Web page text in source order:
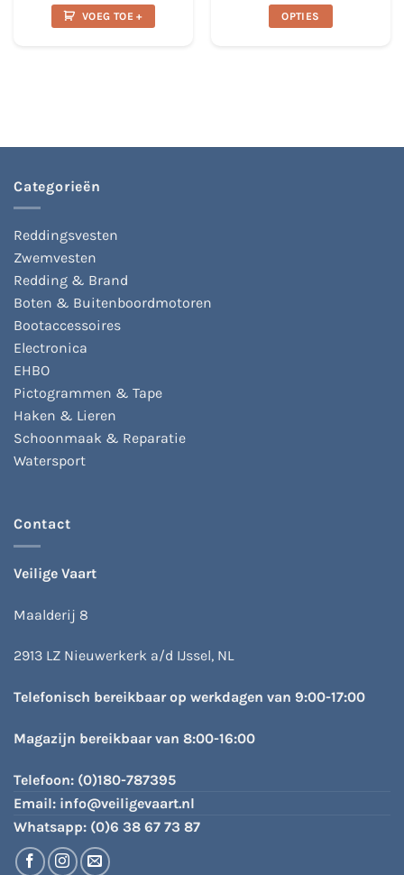
VOEG TOE + OPTIES
optie
Categorieën
Reddingsvesten
Zwemvesten
Redding & Brand
Boten & Buitenboordmotoren
Bootaccessoires
Electronica
EHBO
Pictogrammen & Tape
Haken & Lieren
Schoonmaak & Reparatie
Watersport
Contact
Veilige Vaart
Maalderij 8
2913 LZ Nieuwerkerk a/d IJssel, NL
Telefonisch bereikbaar op werkdagen van 9:00-17:00
Magazijn bereikbaar van 8:00-16:00
Telefoon: (0)180-787395
Email: info@veiligevaart.nl
Whatsapp: (0)6 38 67 73 87